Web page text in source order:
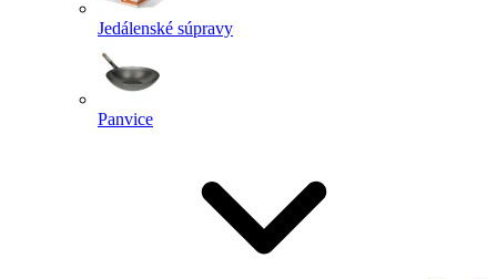
Jedálenské súpravy
Panvice